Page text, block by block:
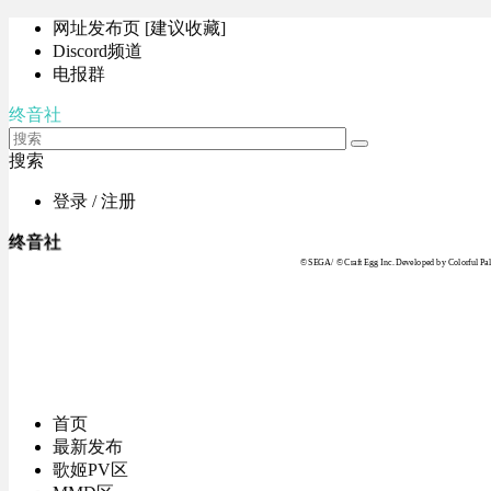
网址发布页 [建议收藏]
Discord频道
电报群
终音社
搜索
登录 / 注册
终音社
© SEGA / © Craft Egg Inc. Developed by Colorful
首页
最新发布
歌姬PV区